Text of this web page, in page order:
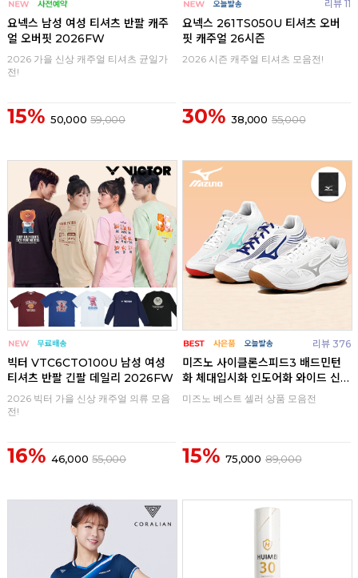
요넥스 남성 여성 티셔츠 반팔 캐주
얼 오버핏 2026FW
2026 가을 신상 캐주얼 티셔츠 균일가
전!
15% 50,000 59,000
리뷰 11
요넥스 261TS050U 티셔츠 오버
핏 캐주얼 26시즌
2026 시즌 캐주얼 티셔츠 모음전!
30% 38,000 55,000
빅터 VTC6CTO100U 남성 여성
티셔츠 반팔 긴팔 데일리 2026FW
2026 빅터 가을 신상 캐주얼 의류 모음
전!
16% 46,000 55,000
리뷰 376
미즈노 사이클론스피드3 배드민턴
화 체대입시화 인도어화 와이드 신
발
미즈노 베스트 셀러 상품 모음전
15% 75,000 89,000